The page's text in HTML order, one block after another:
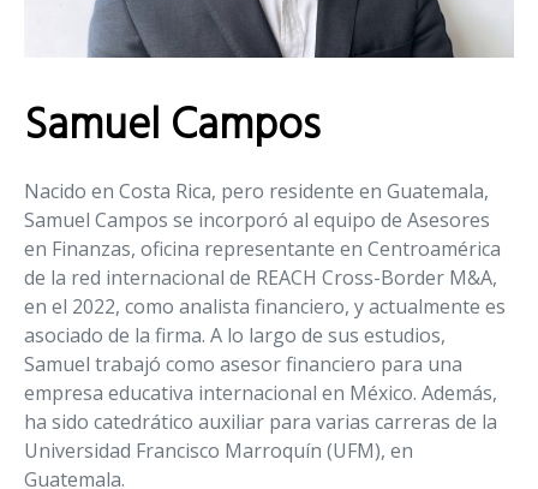
Samuel Campos
Nacido en Costa Rica, pero residente en Guatemala,
Samuel Campos se incorporó al equipo de Asesores
en Finanzas, oficina representante en Centroamérica
de la red internacional de REACH Cross-Border M&A,
en el 2022, como analista financiero, y actualmente es
asociado de la firma. A lo largo de sus estudios,
Samuel trabajó como asesor financiero para una
empresa educativa internacional en México. Además,
ha sido catedrático auxiliar para varias carreras de la
Universidad Francisco Marroquín (UFM), en
Guatemala.